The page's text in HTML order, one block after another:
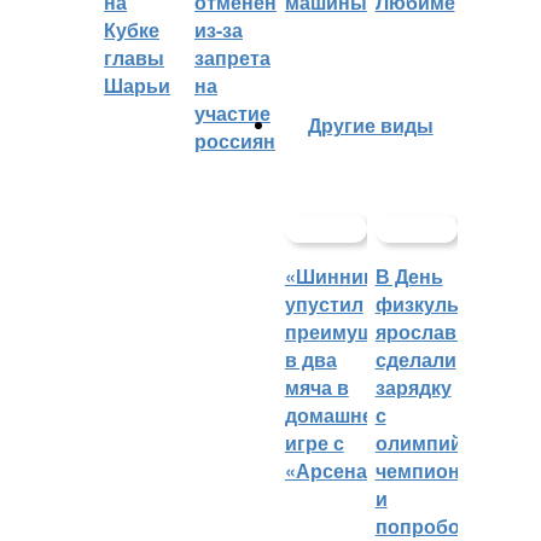
Кубке
главы
Шарьи
из-за
запрета
на
участие
россиян
Другие виды
«Шинник»
упустил
преимущество
в два
мяча в
домашней
игре с
«Арсеналом»
В День
физкультурника
ярославцы
сделали
зарядку
с
олимпийским
чемпионом
и
попробовали